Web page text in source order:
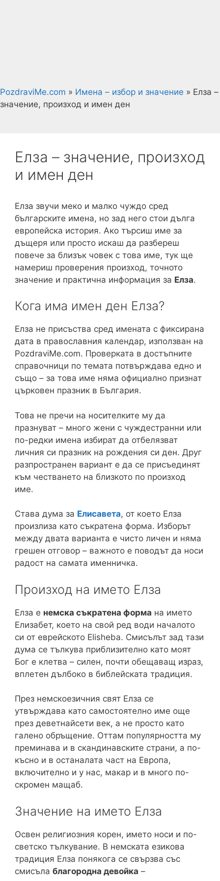
PozdraviMe.com » Имена – избор и значение » Елза –
значение, произход и имен ден
Елза – значение, произход
и имен ден
Елза звучи меко и малко чуждо сред
българските имена, но зад него стои дълга
европейска история. Ако търсиш име за
дъщеря или просто искаш да разбереш
повече за близък човек с това име, тук ще
намериш проверения произход, точното
значение и практична информация за Елза.
Кога има имен ден Елза?
Елза не присъства сред имената с фиксирана
дата в православния календар, използван на
PozdraviMe.com. Проверката в достъпните
справочници по темата потвърждава едно и
също – за това име няма официално признат
църковен празник в България.
Това не пречи на носителките му да
празнуват – много жени с чуждестранни или
по-редки имена избират да отбелязват
личния си празник на рождения си ден. Друг
разпространен вариант е да се присъединят
към честването на близкото по произход
име.
Става дума за Елисавета, от което Елза
произлиза като съкратена форма. Изборът
между двата варианта е чисто личен и няма
грешен отговор – важното е поводът да носи
радост на самата именничка.
Произход на името Елза
Елза е немска съкратена форма на името
Елизабет, което на свой ред води началото
си от еврейското Elisheba. Смисълът зад тази
дума се тълкува приблизително като моят
Бог е клетва – силен, почти обещаващ израз,
вплетен дълбоко в библейската традиция.
През немскоезичния свят Елза се
утвърждава като самостоятелно име още
през деветнайсети век, а не просто като
галено обръщение. Оттам популярността му
преминава и в скандинавските страни, а по-
късно и в останалата част на Европа,
включително и у нас, макар и в много по-
скромен мащаб.
Значение на името Елза
Освен религиозния корен, името носи и по-
светско тълкувание. В немската езикова
традиция Елза понякога се свързва със
смисъла благородна девойка –